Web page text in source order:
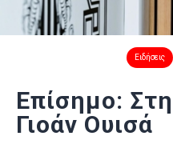
Ειδήσεις
Επίσημο:
Γιοάν Ουισά